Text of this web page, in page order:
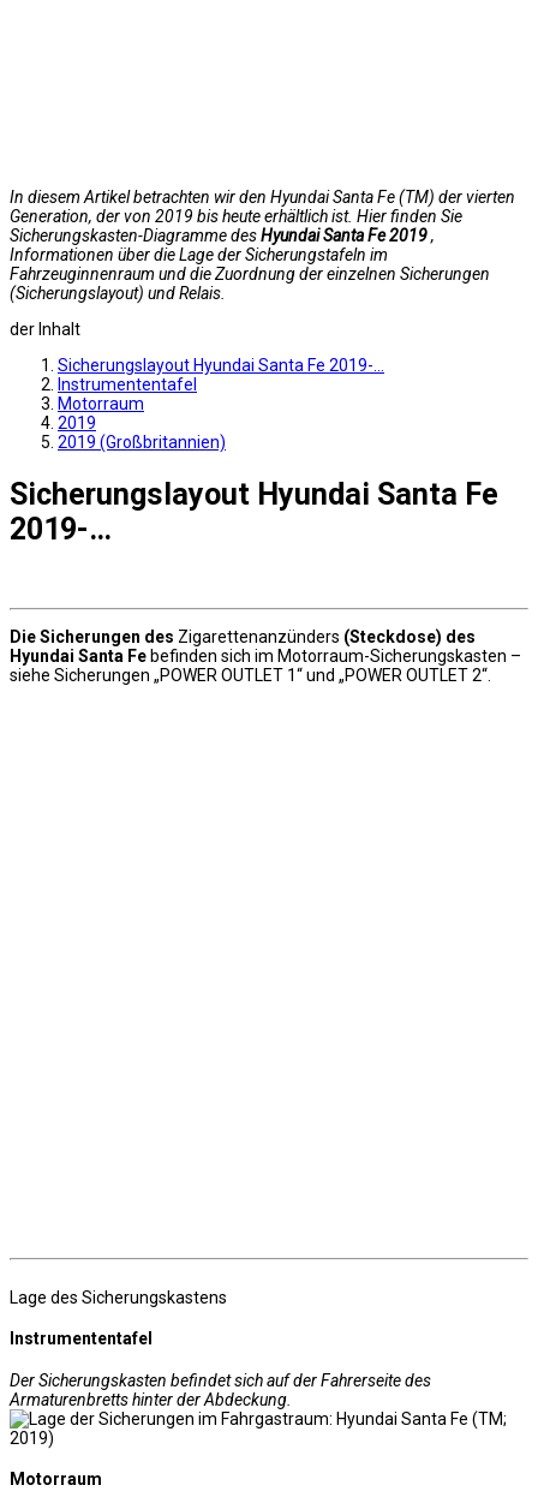
In diesem Artikel betrachten wir den Hyundai Santa Fe (TM) der vierten
Generation, der von 2019 bis heute erhältlich ist. Hier finden Sie
Sicherungskasten-Diagramme desHyundai Santa Fe 2019,
Informationen über die Lage der Sicherungstafeln im
Fahrzeuginnenraum und die Zuordnung der einzelnen Sicherungen
(Sicherungslayout) und Relais.
der Inhalt
Sicherungslayout Hyundai Santa Fe 2019-…
Instrumententafel
Motorraum
2019
2019 (Großbritannien)
Sicherungslayout Hyundai Santa Fe
2019-…
Die Sicherungen des Zigarettenanzünders (Steckdose) des
Hyundai Santa Febefinden sich im Motorraum-Sicherungskasten –
siehe Sicherungen „POWER OUTLET 1“ und „POWER OUTLET 2“.
Lage des Sicherungskastens
Instrumententafel
Der Sicherungskasten befindet sich auf der Fahrerseite des
Armaturenbretts hinter der Abdeckung.
Motorraum